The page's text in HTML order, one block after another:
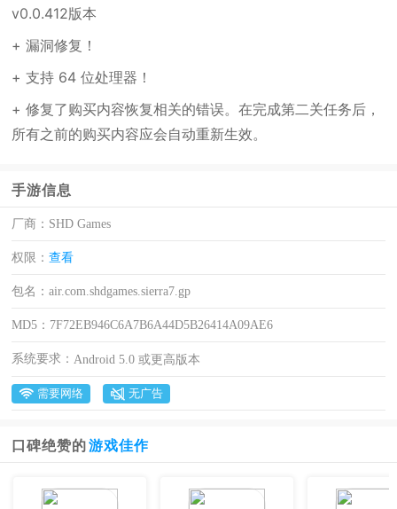
v0.0.412版本
+ 漏洞修复！
+ 支持 64 位处理器！
+ 修复了购买内容恢复相关的错误。在完成第二关任务后，
所有之前的购买内容应会自动重新生效。
手游信息
厂商： SHD Games
权限：查看
包名：air.com.shdgames.sierra7.gp
MD5： 7F72EB946C6A7B6A44D5B26414A09AE6
系统要求： Android 5.0 或更高版本
需要网络 无广告
口碑绝赞的 游戏佳作